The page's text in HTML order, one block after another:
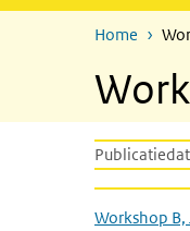
Home
Workshop B,